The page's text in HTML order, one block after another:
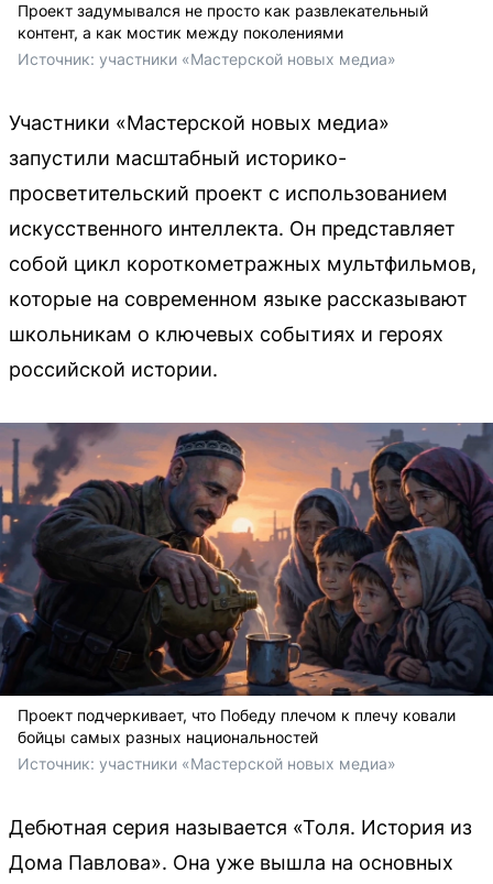
Проект задумывался не просто как развлекательный
контент, а как мостик между поколениями
Источник: участники «Мастерской новых медиа»
Участники «Мастерской новых медиа»
запустили масштабный историко-
просветительский проект с использованием
искусственного интеллекта. Он представляет
собой цикл короткометражных мультфильмов,
которые на современном языке рассказывают
школьникам о ключевых событиях и героях
российской истории.
Проект подчеркивает, что Победу плечом к плечу ковали
бойцы самых разных национальностей
Источник: участники «Мастерской новых медиа»
Дебютная серия называется «Толя. История из
Дома Павлова». Она уже вышла на основных